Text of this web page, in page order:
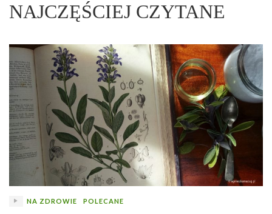
NAJCZĘŚCIEJ CZYTANE
NA ZDROWIE POLECANE